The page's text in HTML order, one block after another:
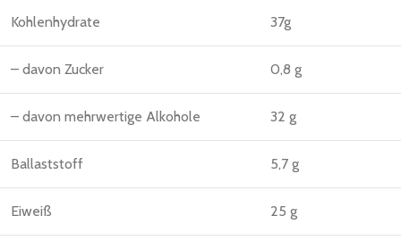
Kohlenhydrate 37g
– davon Zucker 0,8 g
– davon mehrwertige Alkohole 32 g
Ballaststoff 5,7 g
Eiweiß 25 g